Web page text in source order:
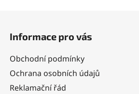
Informace pro vás
Obchodní podmínky
Ochrana osobních údajů
Reklamační řád